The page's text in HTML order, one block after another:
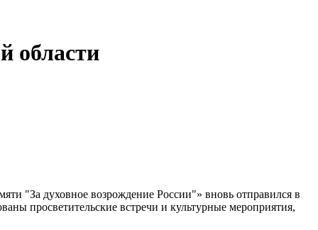
области
"За духовное возрождение России"» вновь отправился в
просветительские встречи и культурные мероприятия,